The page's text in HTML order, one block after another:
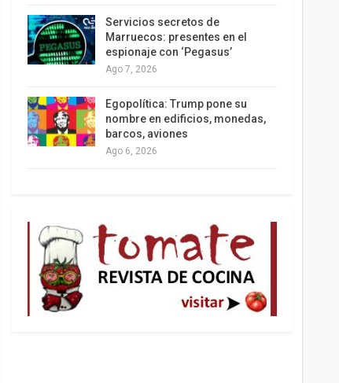
Servicios secretos de
Marruecos: presentes en el
espionaje con ‘Pegasus’
Ago 7, 2026
Egopolítica: Trump pone su
nombre en edificios, monedas,
barcos, aviones
Ago 6, 2026